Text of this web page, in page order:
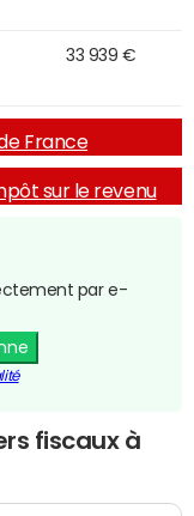
33 939 €
France
sur le revenu
par e-
fiscaux à